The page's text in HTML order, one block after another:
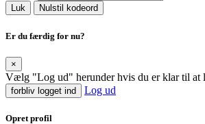
Luk Nulstil kodeord
Er du færdig for nu?
×
Vælg "Log ud" herunder hvis du er klar til at
forbliv logget ind Log ud
Opret profil